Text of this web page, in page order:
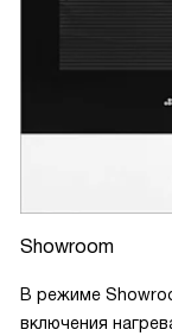
Showroom
В режиме
включения